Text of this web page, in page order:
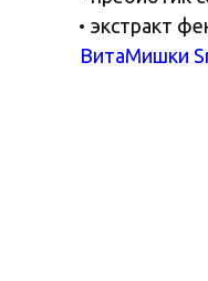
экстракт
ВитаМишки